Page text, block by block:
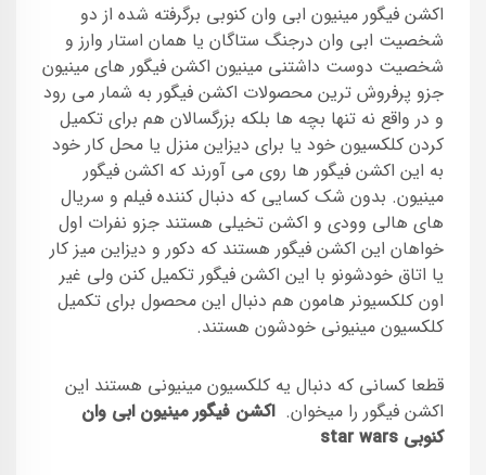
اکشن فیگور مینیون ابی وان کنوبی برگرفته شده از دو
شخصیت ابی وان درجنگ ستاگان یا همان استار وارز و
شخصیت دوست داشتنی مینیون اکشن فیگور های مینیون
جزو پرفروش ترین محصولات اکشن فیگور به شمار می رود
و در واقع نه تنها بچه ها بلکه بزرگسالان هم برای تکمیل
کردن کلکسیون خود یا برای دیزاین منزل یا محل کار خود
به این اکشن فیگور ها روی می آورند که اکشن فیگور
مینیون. بدون شک کسایی که دنبال کننده فیلم و سریال
های هالی وودی و اکشن تخیلی هستند جزو نفرات اول
خواهان این اکشن فیگور هستند که دکور و دیزاین میز کار
یا اتاق خودشونو با این اکشن فیگور تکمیل کنن ولی غیر
اون کلکسیونر هامون هم دنبال این محصول برای تکمیل
کلکسیون مینیونی خودشون هستند.
قطعا کسانی که دنبال یه کلکسیون مینیونی هستند این
اکشن فیگور را میخوان.اکشن فیگور مینیون ابی وان
کنوبی star wars